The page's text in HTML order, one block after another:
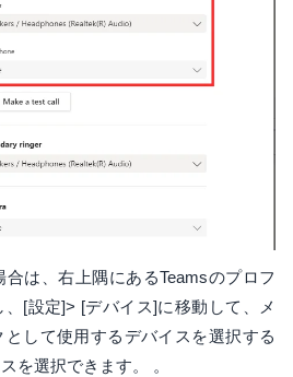
は、右上隅にあるTeamsのプロフ
[設定]> [デバイス]に移動して、メ
して使用するデバイスを選択する
を選択できます。 。